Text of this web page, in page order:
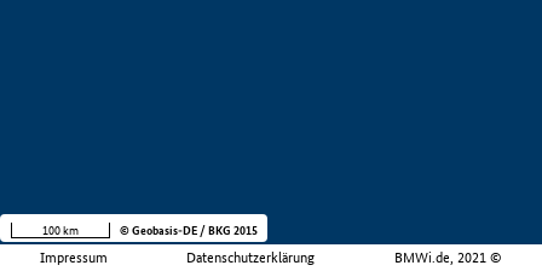
Impressum Datenschutzerklärung BMWi.de, 2021 ©
100 km © Geobasis-DE / BKG 2015